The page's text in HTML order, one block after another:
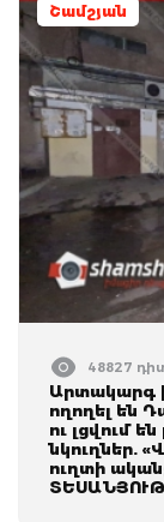
Շամշյան
48827
Արտակարգ
ողողել են
ու լցվում
նկուղներ.
ուղտի